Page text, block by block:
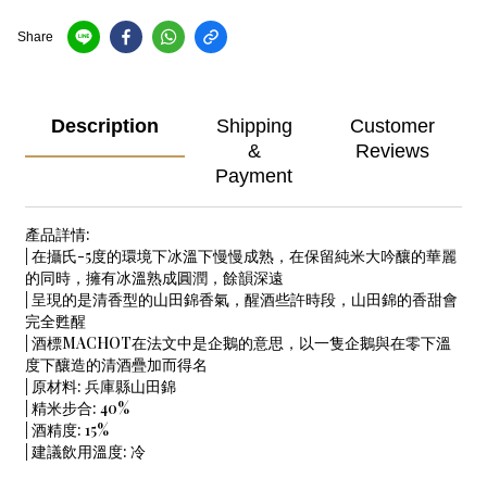
Share
Description
Shipping
&
Payment
Customer
Reviews
產品詳情:
| 在攝氏-5度的環境下冰溫下慢慢成熟，在保留純米大吟釀的華麗
的同時，擁有冰溫熟成圓潤，餘韻深遠
| 呈現的是清香型的山田錦香氣，醒酒些許時段，山田錦的香甜會
完全甦醒
| 酒標MACHOT在法文中是企鵝的意思，以一隻企鵝與在零下溫
度下釀造的清酒疊加而得名
| 原材料: 兵庫縣山田錦
| 精米步合: 40%
| 酒精度: 15%
| 建議飲用溫度: 冷